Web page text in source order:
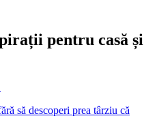
pentru casă și
să descoperi prea târziu că